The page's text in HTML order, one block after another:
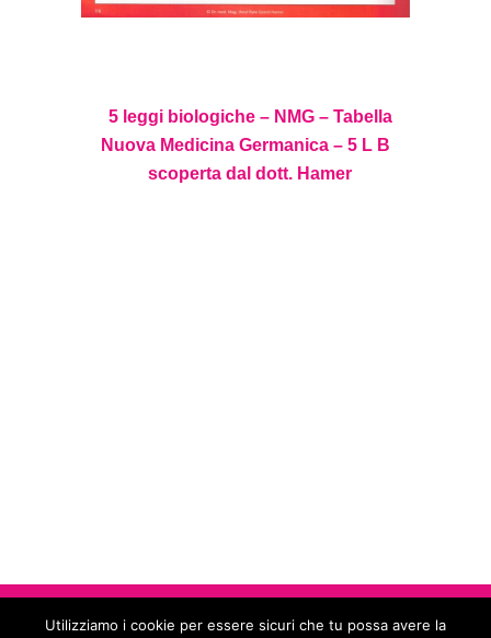
5 leggi biologiche – NMG – Tabella
Nuova Medicina Germanica – 5 L B
scoperta dal dott. Hamer
leggi biologiche - Paoki Rimedi Naturali ®
Utilizziamo i cookie per essere sicuri che tu possa avere la